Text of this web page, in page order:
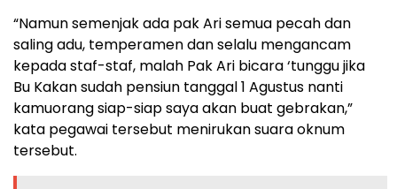
“Namun semenjak ada pak Ari semua pecah dan
saling adu, temperamen dan selalu mengancam
kepada staf-staf, malah Pak Ari bicara ‘tunggu jika
Bu Kakan sudah pensiun tanggal 1 Agustus nanti
kamuorang siap-siap saya akan buat gebrakan,”
kata pegawai tersebut menirukan suara oknum
tersebut.